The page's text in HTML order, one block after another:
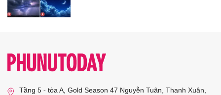
Tầng 5 - tòa A, Gold Season 47 Nguyễn Tuân, Thanh Xuân,